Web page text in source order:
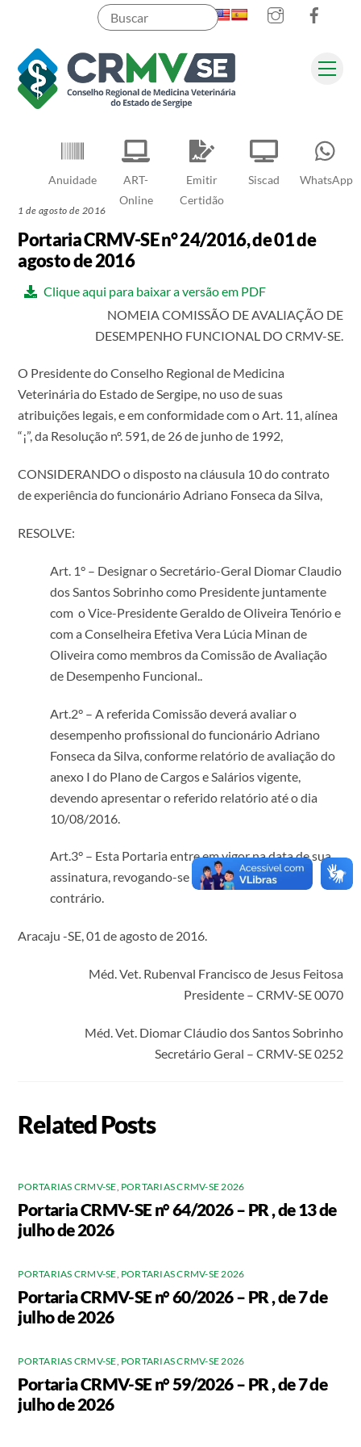
content
Instagram
Anuidade
ART-
Online
Emitir
Certidão
Siscad WhatsApp
1 de agosto de 2016
Portaria CRMV-SE n° 24/2016, de 01 de
agosto de 2016
Clique aqui para baixar a versão em PDF
NOMEIA COMISSÃO DE AVALIAÇÃO DE
DESEMPENHO FUNCIONAL DO CRMV-SE.
O Presidente do Conselho Regional de Medicina
Veterinária do Estado de Sergipe, no uso de suas
atribuições legais, e em conformidade com o Art. 11, alínea
“¡”, da Resolução nº. 591, de 26 de junho de 1992,
CONSIDERANDO o disposto na cláusula 10 do contrato
de experiência do funcionário Adriano Fonseca da Silva,
RESOLVE:
Art. 1° – Designar o Secretário-Geral Diomar Claudio
dos Santos Sobrinho como Presidente juntamente
com o Vice-Presidente Geraldo de Oliveira Tenório e
com a Conselheira Efetiva Vera Lúcia Minan de
Oliveira como membros da Comissão de Avaliação
de Desempenho Funcional..
Art.2° – A referida Comissão deverá avaliar o
desempenho profissional do funcionário Adriano
Fonseca da Silva, conforme relatório de avaliação do
anexo I do Plano de Cargos e Salários vigente,
devendo apresentar o referido relatório até o dia
10/08/2016.
Art.3° – Esta Portaria entre em vigor na data de sua
assinatura, revogando-se as disposições em
contrário.
Aracaju -SE, 01 de agosto de 2016.
Méd. Vet. Rubenval Francisco de Jesus Feitosa
Presidente – CRMV-SE 0070
Méd. Vet. Diomar Cláudio dos Santos Sobrinho
Secretário Geral – CRMV-SE 0252
Related Posts
PORTARIAS CRMV-SE, PORTARIAS CRMV-SE 2026
Portaria CRMV-SE n° 64/2026 – PR , de 13 de
julho de 2026
PORTARIAS CRMV-SE, PORTARIAS CRMV-SE 2026
Portaria CRMV-SE n° 60/2026 – PR , de 7 de
julho de 2026
PORTARIAS CRMV-SE, PORTARIAS CRMV-SE 2026
Portaria CRMV-SE n° 59/2026 – PR , de 7 de
julho de 2026